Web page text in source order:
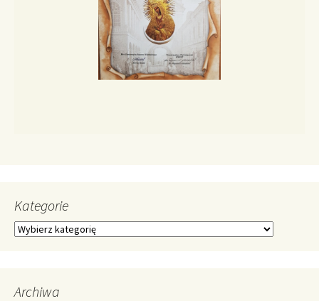
Kategorie
Kategorie
Archiwa